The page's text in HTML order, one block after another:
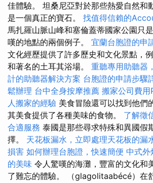
佳體驗。 坦桑尼亞對於那些熱愛自然和
是一個真正的寶石。 找值得信賴的
馬扎羅山脈山峰和塞倫蓋蒂國家公園只
嘆的地點的兩個例子。 宜蘭台胞證的申
文化經歷提供了許多歷史和文化景點，
和著名的土耳其浴場。 重聽專用助聽器
計的助聽器解決方案 台胞證的申請步驟
鬆辦理 台中全身按摩推薦 搬家公司費
人搬家的經驗 美食冒險還可以找到他們
其美食提供了各種美味的食物。 了解徵
合適服務 泰國是那些尋求特殊和異國假
擇。 天花板漏水，立即處理天花板的漏
損害 如何辦理台胞證，快速簡便 中式外
的美味 令人驚嘆的海灘，豐富的文化和
了難忘的體驗。 （glagolitaabécé）在